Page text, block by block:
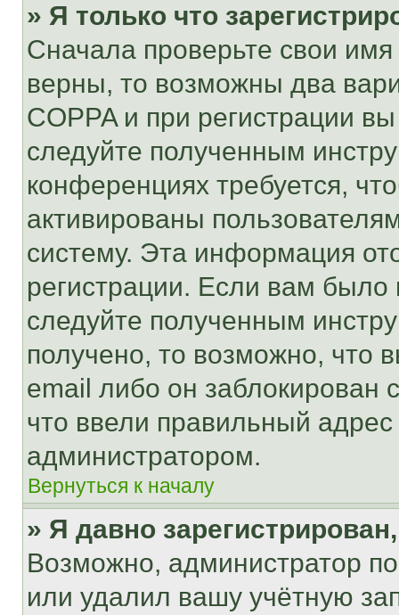
» Я только что
Сначала проверьте свои
верны, то возможны два
COPPA и при регистрации
следуйте полученным
конференциях требуется,
активированы
систему. Эта информация
регистрации. Если вам
следуйте полученным
получено, то возможно, что
email либо он
что ввели правильный адрес
администратором.
Вернуться к началу
» Я давно
Возможно, администратор
или удалил вашу учётную